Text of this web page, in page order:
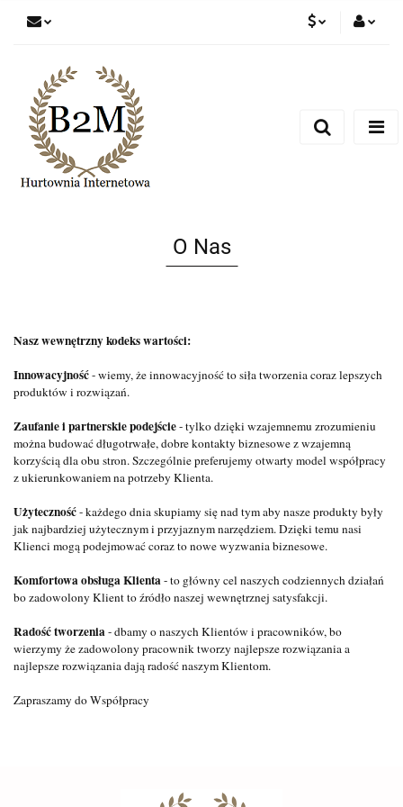
CZK
Dodaj zgłoszenie
O Nas
Nasz wewnętrzny kodeks wartości:
Innowacyjność- wiemy, że innowacyjność to siła tworzenia coraz lepszych
produktów i rozwiązań.
Zaufanie i partnerskie podejście- tylko dzięki wzajemnemu zrozumieniu
można budować długotrwałe, dobre kontakty biznesowe z wzajemną
korzyścią dla obu stron. Szczególnie preferujemy otwarty model współpracy
z ukierunkowaniem na potrzeby Klienta.
Użyteczność- każdego dnia skupiamy się nad tym aby nasze produkty były
jak najbardziej użytecznym i przyjaznym narzędziem. Dzięki temu nasi
Klienci mogą podejmować coraz to nowe wyzwania biznesowe.
Komfortowa obsługa Klienta- to główny cel naszych codziennych działań
bo zadowolony Klient to źródło naszej wewnętrznej satysfakcji.
Radość tworzenia- dbamy o naszych Klientów i pracowników, bo
wierzymy że zadowolony pracownik tworzy najlepsze rozwiązania a
najlepsze rozwiązania dają radość naszym Klientom.
Zapraszamy do Współpracy